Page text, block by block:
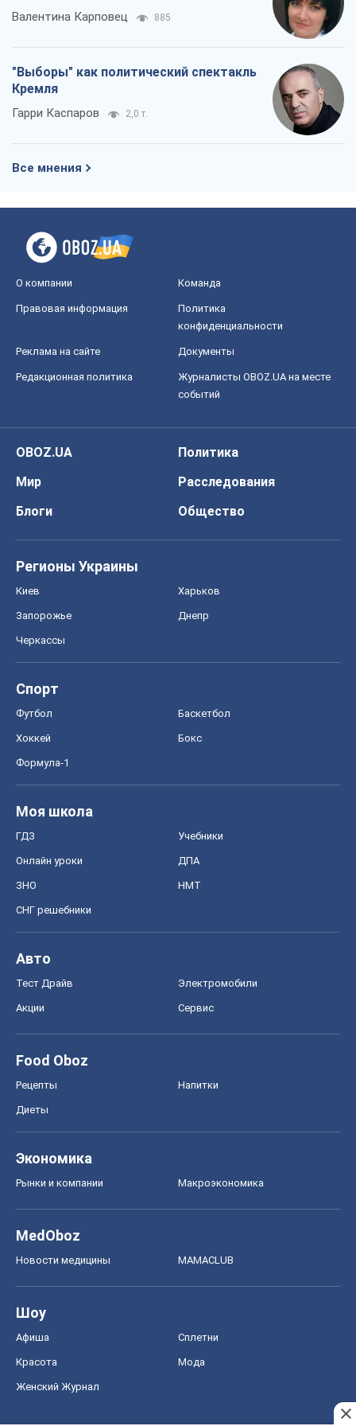
Валентина Карповец 885
"Выборы" как политический спектакль
Кремля
Гарри Каспаров 2,0 т.
Все мнения
О компании Команда
Правовая информация
Политика
конфиденциальности
Реклама на сайте Документы
Редакционная политика
Журналисты OBOZ.UA на месте
событий
OBOZ.UA
Политика
Мир
Расследования
Блоги
Общество
Регионы Украины
Киев Харьков
Запорожье Днепр
Черкассы
Спорт
Футбол Баскетбол
Хоккей Бокс
Формула-1
Моя школа
ГДЗ Учебники
Онлайн уроки ДПА
ЗНО НМТ
СНГ решебники
Авто
Тест Драйв Электромобили
Акции Сервис
Food Oboz
Рецепты Напитки
Диеты
Экономика
Рынки и компании Mакроэкономика
MedOboz
Новости медицины MAMACLUB
Шоу
Афиша Сплетни
Красота Мода
Женский Журнал